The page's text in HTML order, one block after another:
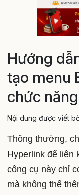
Hướng
tạo menu
chức năng
Nội dung được viết
Thông thường,
Hyperlink để liên
công cụ này chỉ
mà không thể